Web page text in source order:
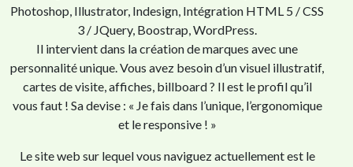
Photoshop, Illustrator, Indesign, Intégration HTML 5 / CSS
3 / JQuery, Boostrap, WordPress.
Il intervient dans la création de marques avec une
personnalité unique. Vous avez besoin d’un visuel illustratif,
cartes de visite, affiches, billboard ? Il est le profil qu’il
vous faut ! Sa devise : « Je fais dans l’unique, l’ergonomique
et le responsive ! »
Le site web sur lequel vous naviguez actuellement est le